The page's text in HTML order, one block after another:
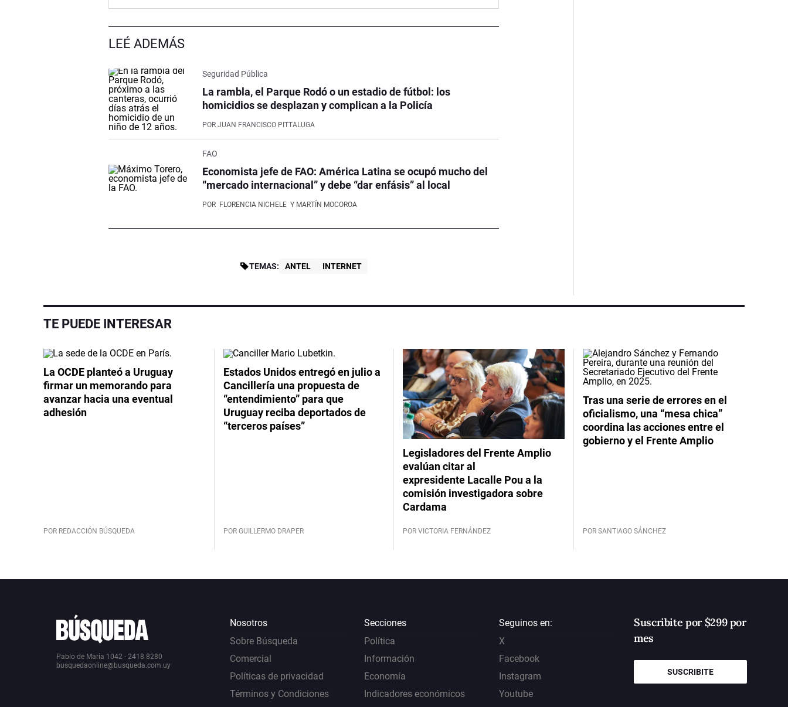
LEÉ ADEMÁS
Seguridad Pública
La rambla, el Parque Rodó o un estadio de fútbol: los
homicidios se desplazan y complican a la Policía
POR JUAN FRANCISCO PITTALUGA
FAO
Economista jefe de FAO: América Latina se ocupó mucho del
“mercado internacional” y debe “dar enfásis” al local
POR FLORENCIA NICHELE Y MARTÍN MOCOROA
TEMAS: ANTEL INTERNET
TE PUEDE INTERESAR
La OCDE planteó a Uruguay
firmar un memorando para
avanzar hacia una eventual
adhesión
POR REDACCIÓN BÚSQUEDA
Estados Unidos entregó en julio a
Cancillería una propuesta de
“entendimiento” para que
Uruguay reciba deportados de
“terceros países”
POR GUILLERMO DRAPER
Legisladores del Frente Amplio
evalúan citar al
expresidente Lacalle Pou a la
comisión investigadora sobre
Cardama
POR VICTORIA FERNÁNDEZ
Tras una serie de errores en el
oficialismo, una “mesa chica”
coordina las acciones entre el
gobierno y el Frente Amplio
POR SANTIAGO SÁNCHEZ
Pablo de María 1042 - 2418 8280
busquedaonline@busqueda.com.uy
Nosotros
Sobre Búsqueda
Comercial
Políticas de privacidad
Términos y Condiciones
Secciones
Política
Información
Economía
Indicadores económicos
Seguinos en:
X
Facebook
Instagram
Youtube
Suscribite por $299 por
mes
SUSCRIBITE